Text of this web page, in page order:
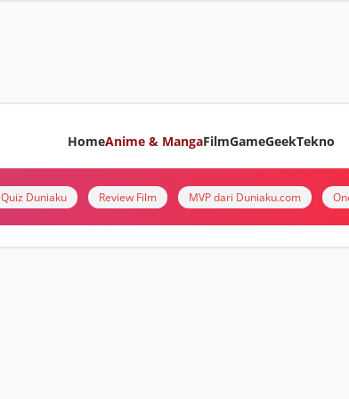
HomeAnime & MangaFilmGameGeekTekno
Quiz Duniaku Review Film MVP dari Duniaku.com